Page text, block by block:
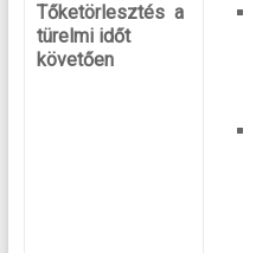
Tőketörlesztés a
türelmi időt
követően